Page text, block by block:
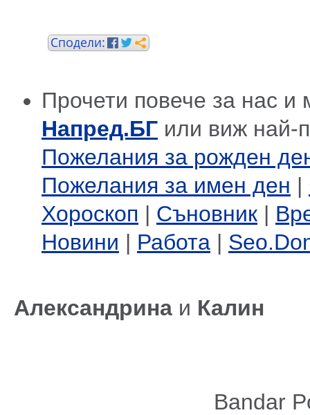
Прочети повече за нас и
Напред.БГ или виж най-
Пожелания за рожден
Пожелания за имен ден |
Хороскоп | Съновник |
Новини | Работа |
Александрина и Калин
Bandar